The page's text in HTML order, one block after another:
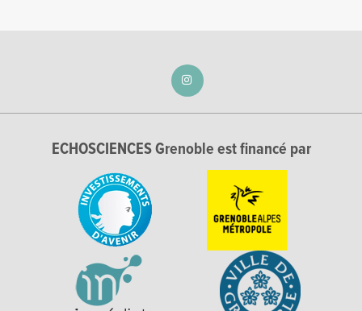
ECHOSCIENCES Grenoble est financé par